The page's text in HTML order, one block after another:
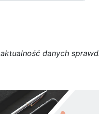
aktualność danych sprawd